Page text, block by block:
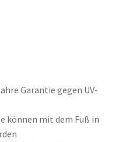
Garantie gegen UV-
können mit dem Fuß in